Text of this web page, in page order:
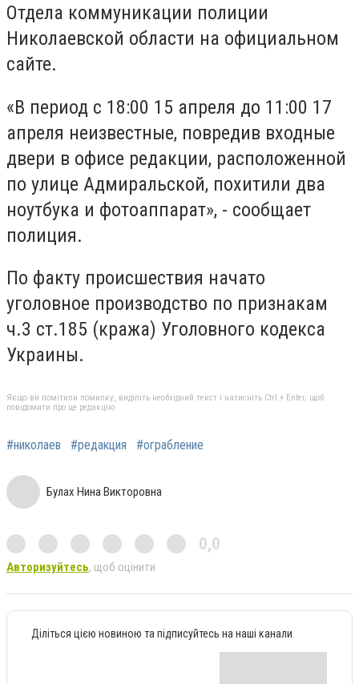
Отдела коммуникации полиции
Николаевской области на официальном
сайте.
«В период с 18:00 15 апреля до 11:00 17
апреля неизвестные, повредив входные
двери в офисе редакции, расположенной
по улице Адмиральской, похитили два
ноутбука и фотоаппарат», - сообщает
полиция.
По факту происшествия начато
уголовное производство по признакам
ч.3 ст.185 (кража) Уголовного кодекса
Украины.
Якщо ви помітили помилку, виділіть необхідний текст і натисніть Ctrl + Enter, щоб
повідомити про це редакцію
#николаев #редакция #ограбление
Булах Нина Викторовна
0,0
Авторизуйтесь, щоб оцінити
Діліться цією новиною та підписуйтесь на наші канали